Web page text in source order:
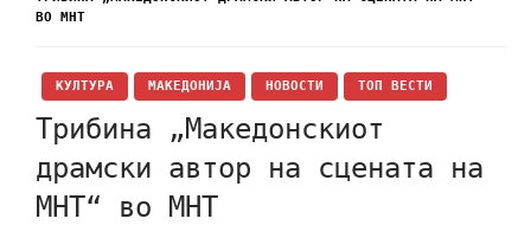
ВО МНТ
КУЛТУРА МАКЕДОНИЈА НОВОСТИ ТОП ВЕСТИ
Трибина „Македонскиот
драмски автор на сцената на
МНТ“ во МНТ